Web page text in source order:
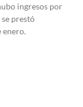
ingresos por
prestó
enero.